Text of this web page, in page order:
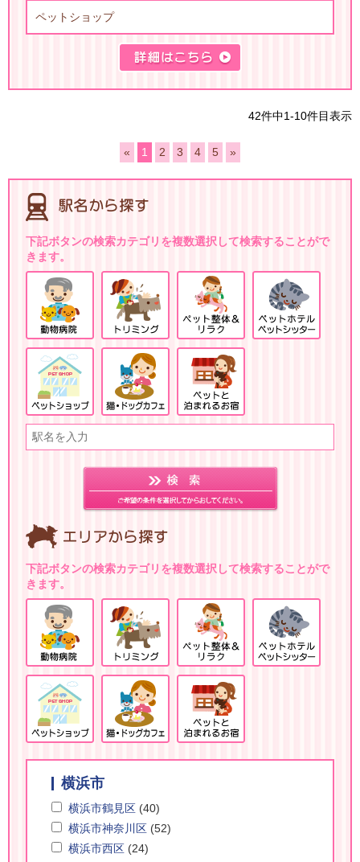
ペットショップ
42件中1-10件目表示
« 1 2 3 4 5 »
下記ボタンの検索カテゴリを複数選択して検索することがで
きます。
下記ボタンの検索カテゴリを複数選択して検索することがで
きます。
横浜市
横浜市鶴見区 (40)
横浜市神奈川区 (52)
横浜市西区 (24)